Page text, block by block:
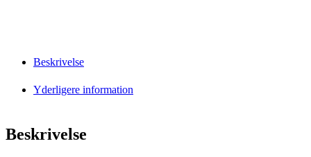
Beskrivelse
Yderligere information
Beskrivelse